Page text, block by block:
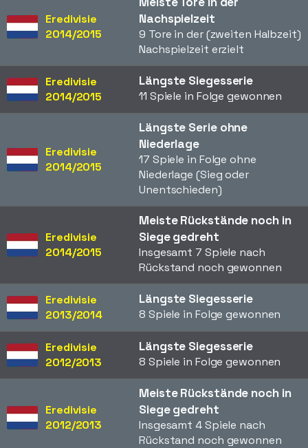
Eredivisie
2014/2015
Nachspielzeit
9 Tore in der (zweiten Halbzeit)
Nachspielzeit erzielt
Eredivisie
2014/2015
Längste Siegesserie
11 Spiele in Folge gewonnen
Eredivisie
2014/2015
Längste Serie ohne
Niederlage
17 Spiele in Folge ohne
Niederlage (Sieg oder
Unentschieden)
Eredivisie
2014/2015
Meiste Rückstände noch in
Siege gedreht
Insgesamt 7 Spiele nach
Rückstand noch gewonnen
Eredivisie
2013/2014
Längste Siegesserie
8 Spiele in Folge gewonnen
Eredivisie
2012/2013
Längste Siegesserie
8 Spiele in Folge gewonnen
Eredivisie
2012/2013
Meiste Rückstände noch in
Siege gedreht
Insgesamt 4 Spiele nach
Rückstand noch gewonnen